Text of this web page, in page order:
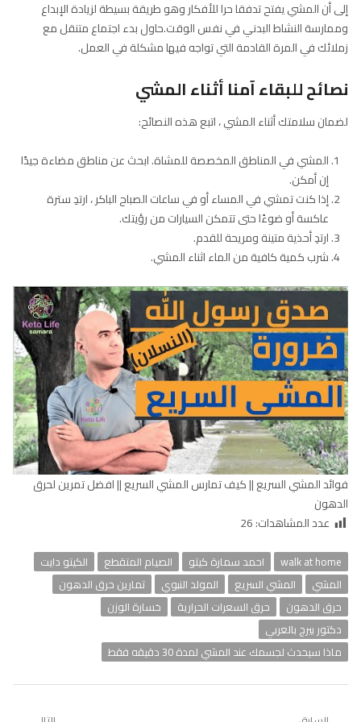
المشي يزيد التفكير الاباعي
قد يساعد المشي في تصفية ذهنك ويساعدك على التفكير بشكل
خلاق.قارنت دراسة شملت أربع تجارب بين الأشخاص الذين يحاولون التفكير
في أفكار جديدة أثناء المشي أو الجلوس. وجد الباحثون أن أداء المشاركين
كان أفضل أثناء المشي ، خاصة أثناء المشي في الهواء الطلق.وخلص الباحثون
إلى أن المشي يفتح تدفقا حرا للأفكار وهو طريقة بسيطة لزيادة الإبداع
وممارسة النشاط البدني في نفس الوقت.حاول بدء اجتماع متنقل مع
زملائك في المرة القادمة التي تواجه فيها مشكلة في العمل.
نصائح للبقاء آمنا أثناء المشي
لضمان سلامتك أثناء المشي ، اتبع هذه النصائح:
المشي في المناطق المخصصة للمشاة. ابحث عن مناطق مضاءة جيدًا
إن أمكن.
إذا كنت تمشي في المساء أو في ساعات الصباح الباكر ، ارتدِ سترة
عاكسة أو ضوءًا حتى تتمكن السيارات من رؤيتك.
ارتدِ أحذية متينة ومريحة للقدم.
شرب كمية كافية من الماء اثناء المشي.